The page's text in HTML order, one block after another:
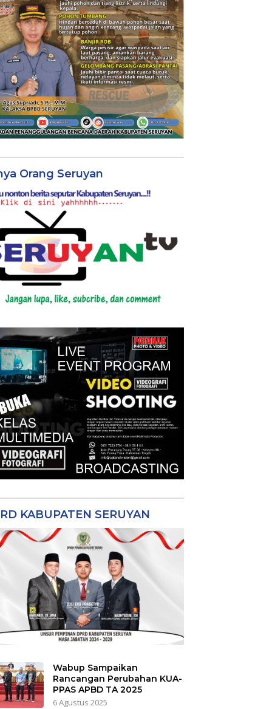
Orang Seruyan
KABUPATEN SERUYAN
Wabup Sampaikan
Rancangan Perubahan KUA-
PPAS APBD TA 2025
6 Agustus 2025